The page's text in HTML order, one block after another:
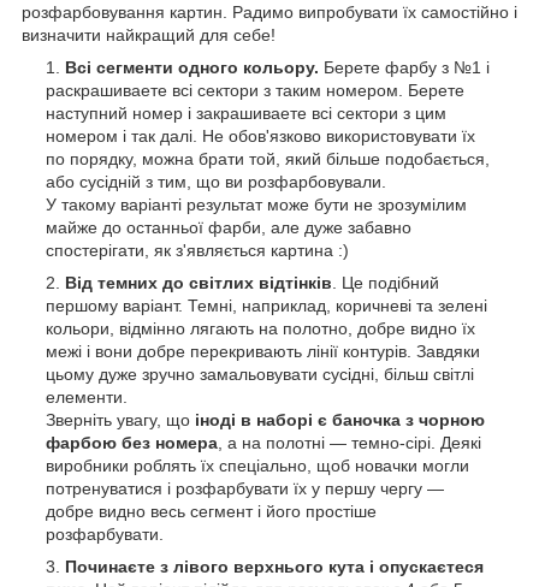
розфарбовування картин. Радимо випробувати їх самостійно і
визначити найкращий для себе!
Всі сегменти одного кольору. Берете фарбу з №1 і
раскрашиваете всі сектори з таким номером. Берете
наступний номер і закрашиваете всі сектори з цим
номером і так далі. Не обов'язково використовувати їх
по порядку, можна брати той, який більше подобається,
або сусідній з тим, що ви розфарбовували.
У такому варіанті результат може бути не зрозумілим
майже до останньої фарби, але дуже забавно
спостерігати, як з'являється картина :)
Від темних до світлих відтінків . Це подібний
першому варіант. Темні, наприклад, коричневі та зелені
кольори, відмінно лягають на полотно, добре видно їх
межі і вони добре перекривають лінії контурів. Завдяки
цьому дуже зручно замальовувати сусідні, більш світлі
елементи.
Зверніть увагу, що іноді в наборі є баночка з чорною
фарбою без номера , а на полотні — темно-сірі. Деякі
виробники роблять їх спеціально, щоб новачки могли
потренуватися і розфарбувати їх у першу чергу —
добре видно весь сегмент і його простіше
розфарбувати.
Починаєте з лівого верхнього кута і опускаєтеся